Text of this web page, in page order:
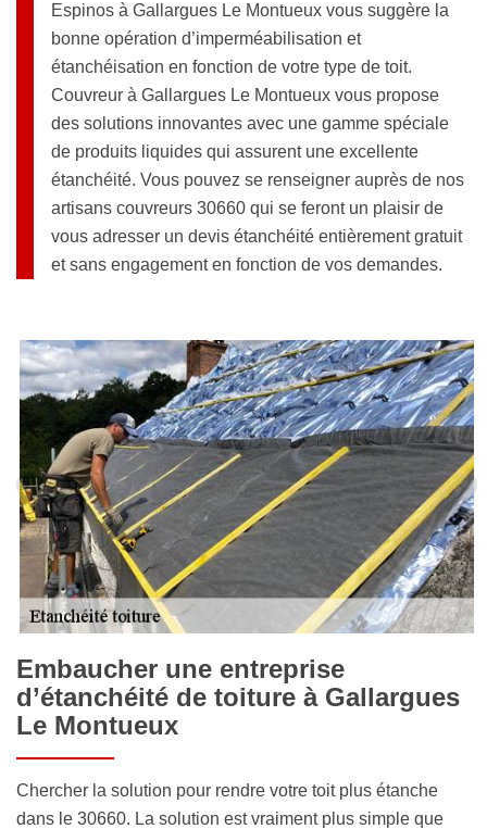
Espinos à Gallargues Le Montueux vous suggère la
bonne opération d’imperméabilisation et
étanchéisation en fonction de votre type de toit.
Couvreur à Gallargues Le Montueux vous propose
des solutions innovantes avec une gamme spéciale
de produits liquides qui assurent une excellente
étanchéité. Vous pouvez se renseigner auprès de nos
artisans couvreurs 30660 qui se feront un plaisir de
vous adresser un devis étanchéité entièrement gratuit
et sans engagement en fonction de vos demandes.
Embaucher une entreprise
d’étanchéité de toiture à Gallargues
Le Montueux
Chercher la solution pour rendre votre toit plus étanche
dans le 30660. La solution est vraiment plus simple que